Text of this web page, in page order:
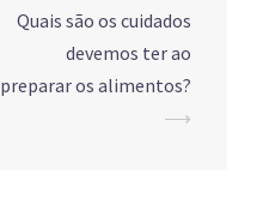
Quais são os cuidados
devemos ter ao
preparar os alimentos?
⟶